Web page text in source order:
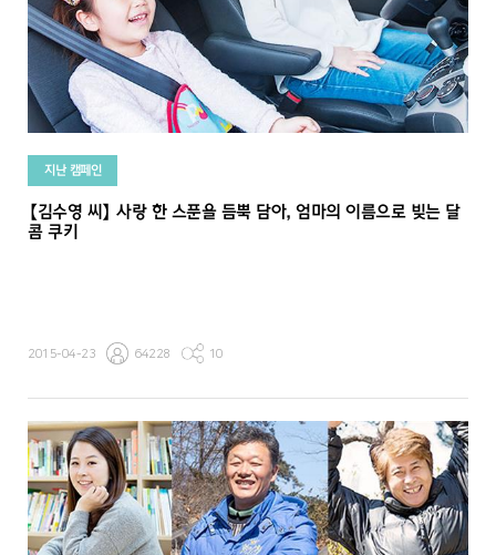
지난 캠페인
【김수영 씨】 사랑 한 스푼을 듬뿍 담아, 엄마의 이름으로 빚는 달
콤 쿠키
2015-04-23 64228 10